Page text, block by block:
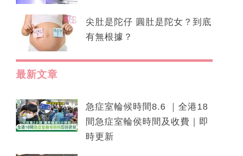
尖肚是陀仔 圓肚是陀女？到底
有無根據？
最新文章
急症室輪候時間8.6 ｜全港18
間急症室輪侯時間及收費｜即
時更新